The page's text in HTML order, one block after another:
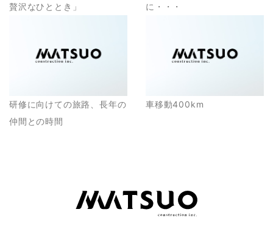
贅沢なひととき」
に・・・
研修に向けての旅路、長年の
仲間との時間
車移動400km